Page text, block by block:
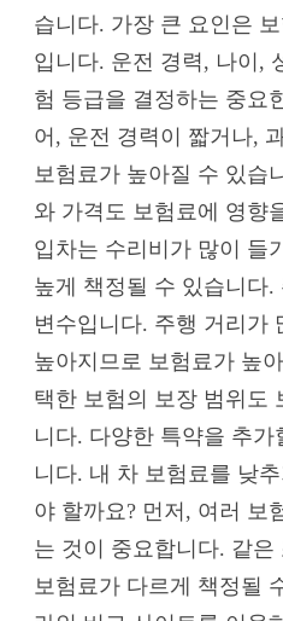
습니다. 가장 큰 요인은
입니다. 운전 경력, 나이,
험 등급을 결정하는 중요
어, 운전 경력이 짧거나,
보험료가 높아질 수 있습
와 가격도 보험료에 영향
입차는 수리비가 많이 들
높게 책정될 수 있습니다
변수입니다. 주행 거리가
높아지므로 보험료가 높
택한 보험의 보장 범위도
니다. 다양한 특약을 추
니다. 내 차 보험료를 낮
야 할까요? 먼저, 여러 보
는 것이 중요합니다. 같
보험료가 다르게 책정될